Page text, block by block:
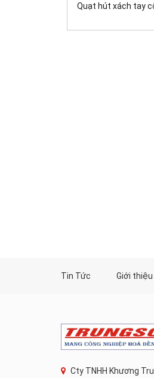
Quạt hút xách tay
Tin Tức Giới thiệu
Cty TNHH Khương